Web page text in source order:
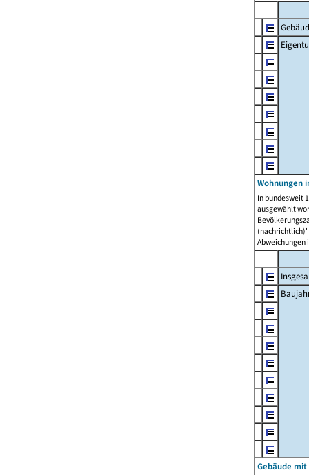
Wohnungen
In bundesweit
ausgewählt
Abweichungen
Gebäude mit